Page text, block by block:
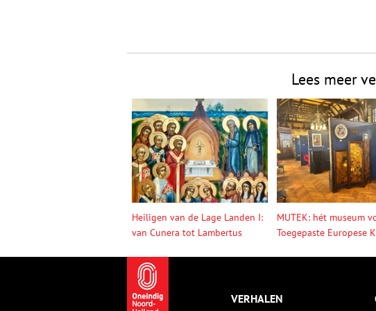
Lees meer
Heiligen van de Lage Landen I:
van Cunera tot Lambertus
MUTEK: hét museum
Toegepaste Europese
VERHALEN